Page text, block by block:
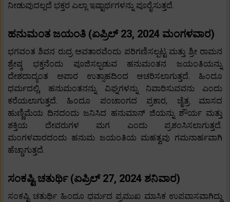
ನೀಡುವುದಲ್ಲದೆ ಭಕ್ತರ ಎಲ್ಲಾ ಇಷ್ಟಾರ್ಥಗಳನ್ನು ಪೂರೈಸುತ್ತದೆ.
ಹನುಮಂತ ಜಯಂತಿ (ಏಪ್ರಿಲ್ 23, 2024 ಮಂಗಳವಾರ)
ಭಗವಂತ ಶಿವನ ರುದ್ರ ಅವತಾರವೆಂದು ಪರಿಗಣಿಸಲ್ಪಟ್ಟ ಮತ್ತು ಶ್ರೀ ರಾಮನ
ಶ್ರೇಷ್ಠ ಭಕ್ತನೆಂದು ಪೂಜಿಸಲ್ಪಡುವ ಹನುಮಂತನ ಜಯಂತಿಯನ್ನು
ದೇಶದಾದ್ಯಂತ ಅಪಾರ ಉತ್ಸಾಹದಿಂದ ಆಚರಿಸಲಾಗುತ್ತದೆ. ಹಿಂದೂ
ಧರ್ಮದಲ್ಲಿ, ಹನುಮಂತನನ್ನು ವಿಘ್ನಗಳನ್ನು ನಿವಾರಿಸುವವನು ಎಂದು
ಕರೆಯಲಾಗುತ್ತದೆ. ಹಿಂದೂ ಪಂಚಾಂಗದ ಪ್ರಕಾರ, ಚೈತ್ರ ಮಾಸದ
ಹುಣ್ಣಿಮೆಯ ದಿನದಂದು ಜನಿಸಿದ ಹನುಮಾನ್ ಜಿಯನ್ನು ಶೌರ್ಯ ಮತ್ತು
ಶಕ್ತಿಯ ದೇವರುಗಳ ಮಗ ಎಂದು ಪ್ರಶಂಸಿಸಲಾಗುತ್ತದೆ.
ಮಂಗಳವಾರದಂದು ಹನುಮ ಜಯಂತಿಯ ಮಹತ್ವವು ಗಮನಾರ್ಹವಾಗಿ
ಹೆಚ್ಚಾಗುತ್ತದೆ.
ಸಂಕಷ್ಟಿ ಚತುರ್ಥಿ (ಏಪ್ರಿಲ್ 27, 2024 ಶನಿವಾರ)
ಸಂಕಷ್ಟಿ ಚತುರ್ಥಿ ಹಿಂದೂ ಧರ್ಮದ ಪ್ರಮುಖ ಮಾಸಿಕ ಉಪವಾಸವಾಗಿದ್ದು